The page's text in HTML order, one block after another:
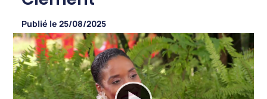
Publié le 25/08/2025